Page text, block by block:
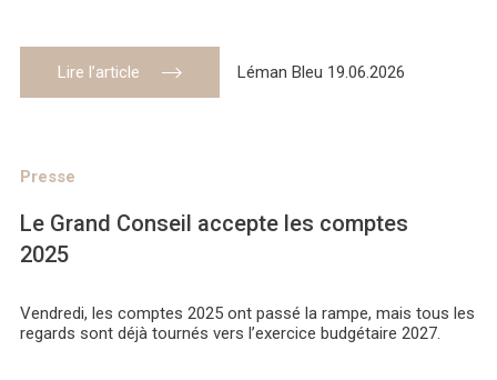
Lire l’article Léman Bleu 19.06.2026
Presse
Le Grand Conseil accepte les comptes
2025
Vendredi, les comptes 2025 ont passé la rampe, mais tous les
regards sont déjà tournés vers l’exercice budgétaire 2027.